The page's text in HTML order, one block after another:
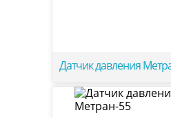
Датчик давления